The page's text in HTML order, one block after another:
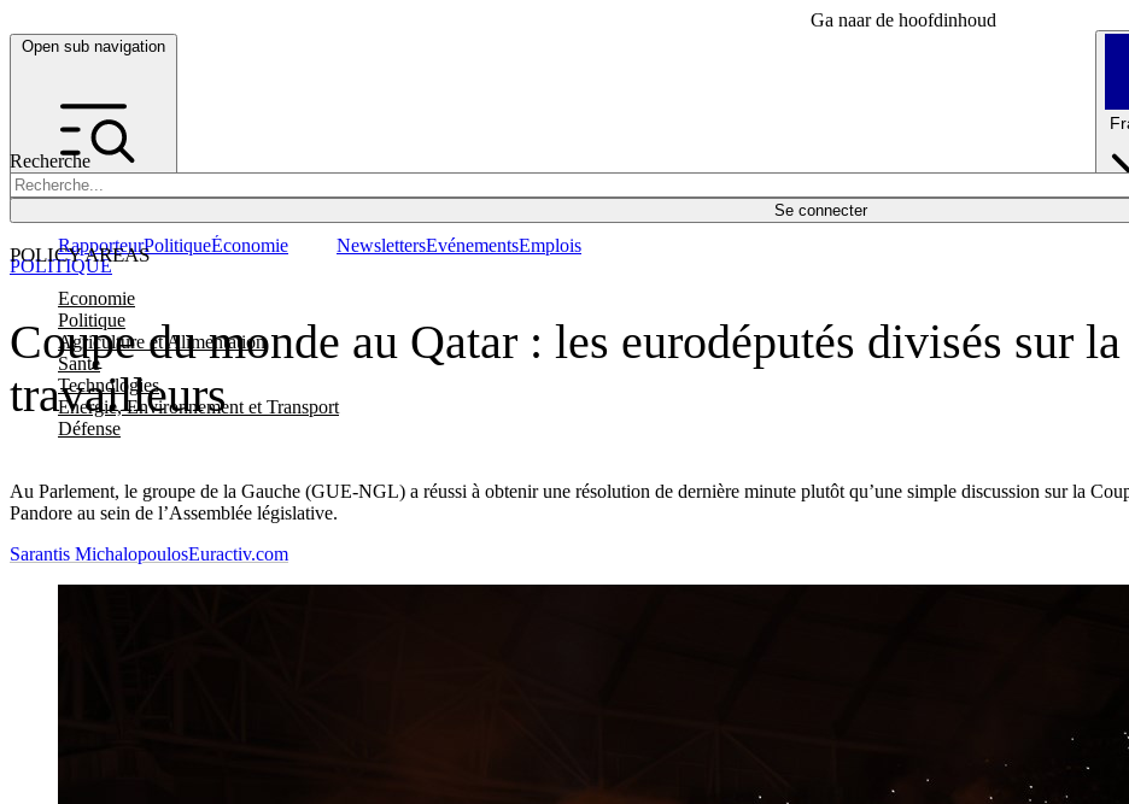
Ga naar de hoofdinhoud
Open sub navigation
Recherche
Se connecter
POLICY AREAS
Economie
Politique
Agriculture et Alimentation
Santé
Technologies
Energie, Environnement et Transport
Défense
RapporteurPolitiqueÉconomie NewslettersEvénementsEmplois
Coupe du monde au Qatar : les eurodéputés divisés sur
travailleurs
Au Parlement, le groupe de la Gauche (GUE-NGL) a réussi à obtenir une résolution de dernière minute plutôt qu’une simple discussion sur la
Pandore au sein de l’Assemblée législative.
POLITIQUE
Sarantis MichalopoulosEuractiv.com